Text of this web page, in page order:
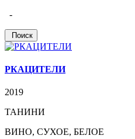
-
РКАЦИТЕЛИ
2019
ТАНИНИ
ВИНО, СУХОЕ, БЕЛОЕ